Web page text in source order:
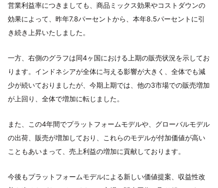
営業利益率につきましても、商品ミックス効果やコストダウンの
効果によって、昨年7.8パーセントから、本年8.5パーセントに引
き続き上昇いたしました。
一方、右側のグラフは同4ヶ国における上期の販売状況を示してお
ります。インドネシアが全体に与える影響が大きく、全体でも減
少が続いておりましたが、今期上期では、他の3市場での販売増加
が上回り、全体で増加に転じました。
また、この4年間でプラットフォームモデルや、グローバルモデル
の出荷、販売が増加しており、これらのモデルが付加価値が高い
こともあいまって、売上利益の増加に貢献しております。
今後もプラットフォームモデルによる新しい価値提案、収益性改